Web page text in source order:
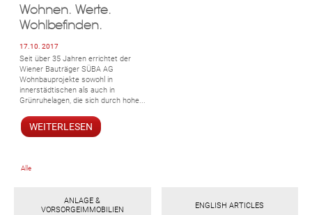
Wohnen. Werte.
Wohlbefinden.
17.10. 2017
Seit über 35 Jahren errichtet der
Wiener Bauträger SÜBA AG
Wohnbauprojekte sowohl in
innerstädtischen als auch in
Grünruhelagen, die sich durch hohe...
WEITERLESEN
Alle
ANLAGE &
VORSORGEIMMOBILIEN
ENGLISH ARTICLES